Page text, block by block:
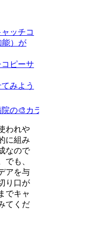
ッチコ
能）が
ピーサ
みよう
の🎨カラーイメージ探し
われや
に組み
なので
でも、
アを与
り口が
でキャ
てくだ